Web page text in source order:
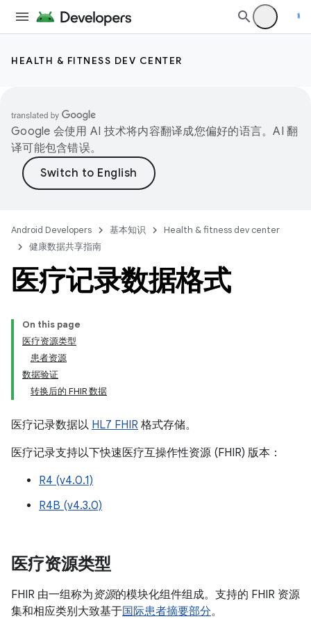
HEALTH & FITNESS DEV CENTER
Google 会使用 AI 技术将内容翻译成您偏好的语言。AI 翻
译可能包含错误。
Android Developers 基本知识
Health & fitness dev center
健康数据共享指南
医疗记录数据格式
On this page
医疗资源类型
患者资源
数据验证
转换后的 FHIR 数据
医疗记录数据以 HL7 FHIR 格式存储。
医疗记录支持以下快速医疗互操作性资源 (FHIR) 版本：
R4 (v4.0.1)
R4B (v4.3.0)
医疗资源类型
FHIR 由一组称为资源的模块化组件组成。支持的 FHIR 资源
集和相应类别大致基于国际患者摘要部分。